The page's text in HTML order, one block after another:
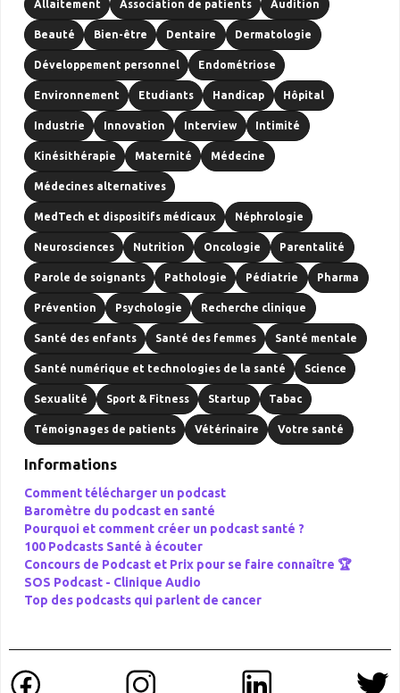
Allaitement Association de patients Audition
Beauté Bien-être Dentaire Dermatologie
Développement personnel Endométriose
Environnement Etudiants Handicap Hôpital
Industrie Innovation Interview Intimité
Kinésithérapie Maternité Médecine
Médecines alternatives
MedTech et dispositifs médicaux Néphrologie
Neurosciences Nutrition Oncologie Parentalité
Parole de soignants Pathologie Pédiatrie Pharma
Prévention Psychologie Recherche clinique
Santé des enfants Santé des femmes Santé mentale
Santé numérique et technologies de la santé Science
Sexualité Sport & Fitness Startup Tabac
Témoignages de patients Vétérinaire Votre santé
Informations
Comment télécharger un podcast
Baromètre du podcast en santé
Pourquoi et comment créer un podcast santé ?
100 Podcasts Santé à écouter
Concours de Podcast et Prix pour se faire connaître 🏆
SOS Podcast - Clinique Audio
Top des podcasts qui parlent de cancer